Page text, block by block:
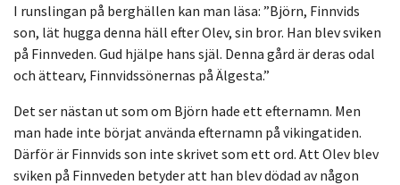
I runslingan på berghällen kan man läsa: ”Björn, Finnvids
son, lät hugga denna häll efter Olev, sin bror. Han blev sviken
på Finnveden. Gud hjälpe hans själ. Denna gård är deras odal
och ättearv, Finnvidssönernas på Älgesta.”
Det ser nästan ut som om Björn hade ett efternamn. Men
man hade inte börjat använda efternamn på vikingatiden.
Därför är Finnvids son inte skrivet som ett ord. Att Olev blev
sviken på Finnveden betyder att han blev dödad av någon